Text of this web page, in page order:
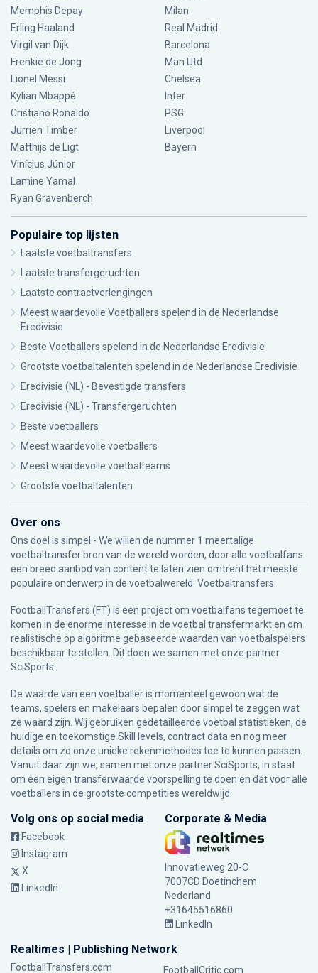
Memphis Depay
Erling Haaland
Virgil van Dijk
Frenkie de Jong
Lionel Messi
Kylian Mbappé
Cristiano Ronaldo
Jurriën Timber
Matthijs de Ligt
Vinícius Júnior
Lamine Yamal
Ryan Gravenberch
Milan
Real Madrid
Barcelona
Man Utd
Chelsea
Inter
PSG
Liverpool
Bayern
Populaire top lijsten
Laatste voetbaltransfers
Laatste transfergeruchten
Laatste contractverlengingen
Meest waardevolle Voetballers spelend in de Nederlandse
Eredivisie
Beste Voetballers spelend in de Nederlandse Eredivisie
Grootste voetbaltalenten spelend in de Nederlandse Eredivisie
Eredivisie (NL) - Bevestigde transfers
Eredivisie (NL) - Transfergeruchten
Beste voetballers
Meest waardevolle voetballers
Meest waardevolle voetbalteams
Grootste voetbaltalenten
Over ons
Ons doel is simpel - We willen de nummer 1 meertalige
voetbaltransfer bron van de wereld worden, door alle voetbalfans
een breed aanbod van content te laten zien omtrent het meeste
populaire onderwerp in de voetbalwereld: Voetbaltransfers.
FootballTransfers (FT) is een project om voetbalfans tegemoet te
komen in de enorme interesse in de voetbal transfermarkt en om
realistische op algoritme gebaseerde waarden van voetbalspelers
beschikbaar te stellen. Dit doen we samen met onze partner
SciSports
De waarde van een voetballer is momenteel gewoon wat de
teams, spelers en makelaars bepalen door simpel te zeggen wat
ze waard zijn. Wij gebruiken gedetailleerde voetbal statistieken, de
huidige en toekomstige Skill levels, contract data en nog meer
details om zo onze unieke rekenmethodes toe te kunnen passen.
Vanuit daar zijn we, samen met onze partner SciSports, in staat
om een eigen transferwaarde voorspelling te doen en dat voor alle
voetballers in de grootste competities wereldwijd.
Volg ons op social media
Facebook
Instagram
X
LinkedIn
Corporate & Media
Innovatieweg 20-C
7007CD Doetinchem
Nederland
+31645516860
LinkedIn
Realtimes | Publishing Network
FootballTransfers.com FootballCritic.com